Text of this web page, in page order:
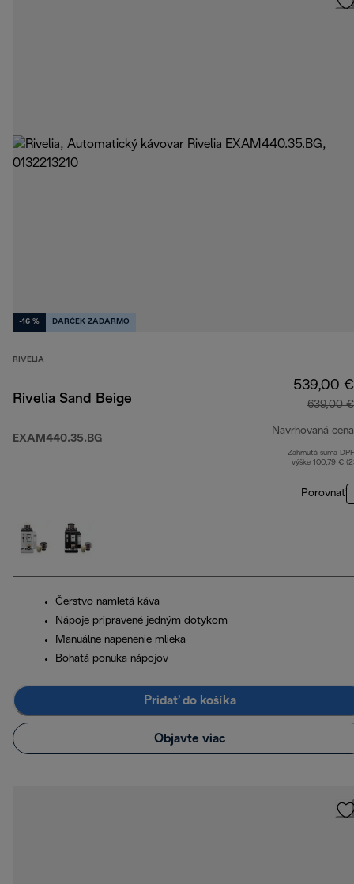
-16 % DARČEK ZADARMO
RIVELIA
Rivelia Sand Beige
EXAM440.35.BG
539,00 €
639,00 €
Navrhovaná cena
Zahrnutá suma
výške 100,79 €
Porovnať
Čerstvo namletá káva
Nápoje pripravené jedným dotykom
Manuálne napenenie mlieka
Bohatá ponuka nápojov
Pridať do košíka
Objavte viac